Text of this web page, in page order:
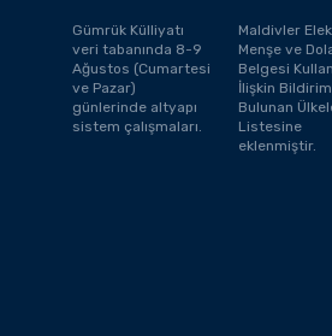
Gümrük Külliyatı
veri tabanında 8-9
Ağustos (Cumartesi
ve Pazar)
günlerinde altyapı
sistem çalışmaları.
Maldivler
Menşe ve
Belgesi
İlişkin
Bulunan
Listesine
eklenmiştir.